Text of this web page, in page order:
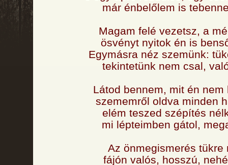
már énbelőlem is
Magam felé vezetsz, a
ösvényt nyitok én is
Egymásra néz szemünk:
tekintetünk nem csal,
Látod bennem, mit én nem
szememről oldva minden
elém teszed szépítés
mi lépteimben gátol,
Az önmegismerés tükre
fájón valós, hosszú,